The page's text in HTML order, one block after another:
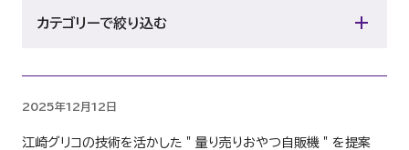
カテゴリーで絞り込む
2025年12月12日
江崎グリコの技術を活かした＂量り売りおやつ自販機＂を提案